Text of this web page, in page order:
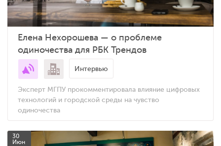
Елена Нехорошева — о проблеме
одиночества для РБК Трендов
Интервью
Эксперт МГПУ прокомментировала влияние цифровых
технологий и городской среды на чувство
одиночества
30
Июн